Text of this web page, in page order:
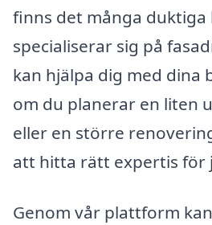
finns det många
specialiserar sig på
kan hjälpa dig med dina
om du planerar en liten
eller en större
att hitta rätt expertis för
Genom vår plattform